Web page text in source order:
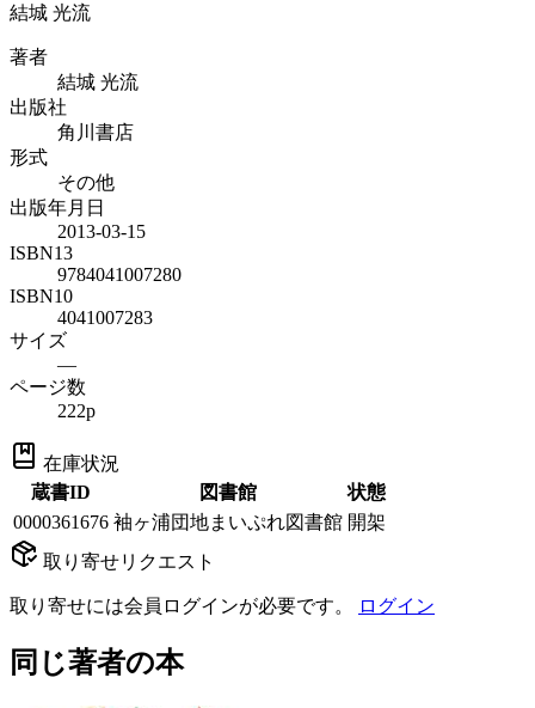
結城 光流
著者
結城 光流
出版社
角川書店
形式
その他
出版年月日
2013-03-15
ISBN13
9784041007280
ISBN10
4041007283
サイズ
—
ページ数
222p
在庫状況
蔵書ID
図書館
状態
0000361676 袖ヶ浦団地まいぷれ図書館 開架
取り寄せリクエスト
取り寄せには会員ログインが必要です。 ログイン
同じ著者の本